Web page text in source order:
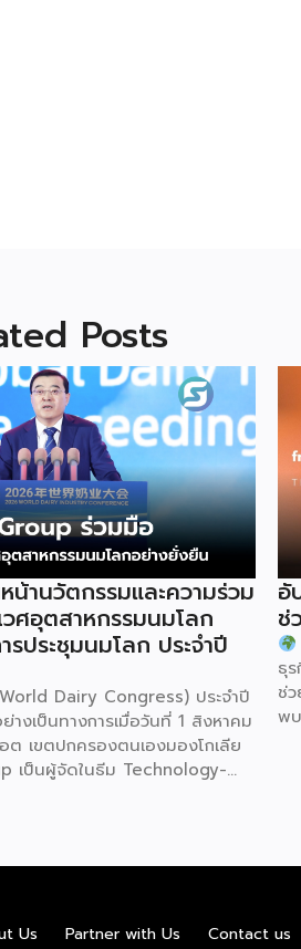
Posts
น้านวัตกรรมและความร่วม
วศอุตสาหกรรมนมโลก
ประชุมนมโลก ประจำปี
Dairy Congress) ประจำปี
างเป็นทางการเมื่อวันที่ 1 สิงหาคม
เขตปกครองตนเองมองโกเลีย
เป็นผู้จัดในธีม Technology-
งยั่งยืน) ถือเป็นเวทีระดับโลกที่
มืองหลวงแห่งอุตสาหกรรมนม
อั
ช่
ธุ
ช่
พ
ส
Us Partner with Us Contact us